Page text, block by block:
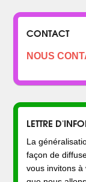
CONTACT
NOUS
LETTRE
La
façon de
vous invitons